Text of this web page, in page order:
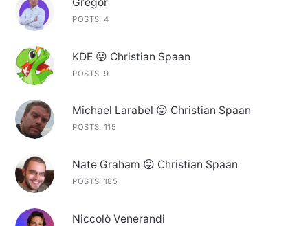
POSTS: 4
KDE 😛 Christian Spaan
POSTS: 9
Michael Larabel 😛 Christian Spaan
POSTS: 115
Nate Graham 😛 Christian Spaan
POSTS: 185
Niccolò Venerandi